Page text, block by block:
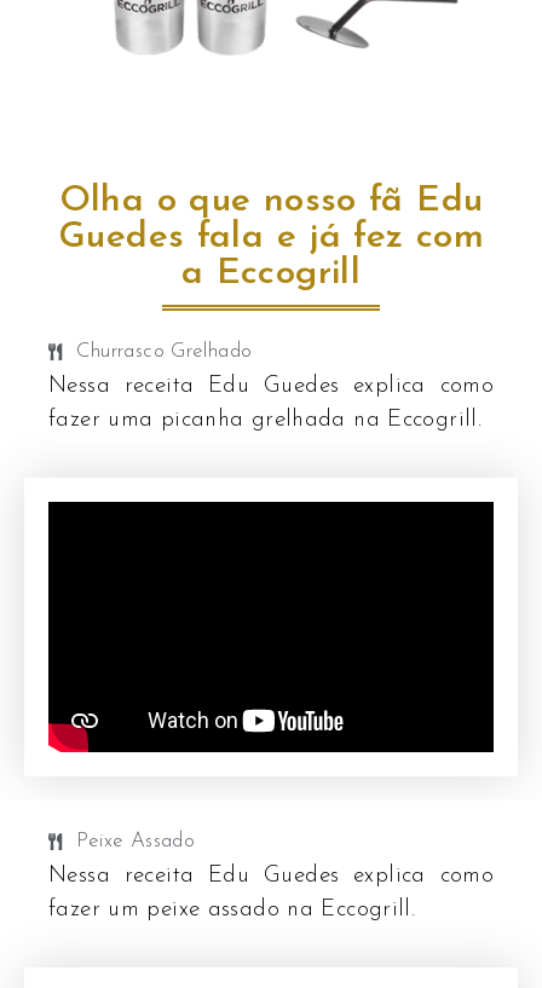
Olha o que nosso fã Edu
Guedes fala e já fez com
a Eccogrill
Churrasco Grelhado
Nessa receita Edu Guedes explica como
fazer uma picanha grelhada na Eccogrill.
Peixe Assado
Nessa receita Edu Guedes explica como
fazer um peixe assado na Eccogrill.